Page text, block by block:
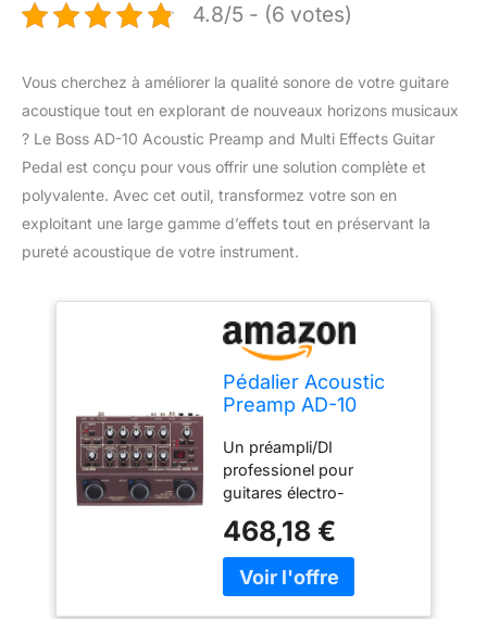
4.8/5 - (6 votes)
Vous cherchez à améliorer la qualité sonore de votre guitare
acoustique tout en explorant de nouveaux horizons musicaux
? Le Boss AD-10 Acoustic Preamp and Multi Effects Guitar
Pedal est conçu pour vous offrir une solution complète et
polyvalente. Avec cet outil, transformez votre son en
exploitant une large gamme d’effets tout en préservant la
pureté acoustique de votre instrument.
Pédalier Acoustic
Preamp AD-10
professionnel pour
guitares électro-
acoustiques sur
scène et en studio
Un préampli/DI
professionel pour
guitares électro-
en studio L’Acoustic
Resonance restaure les
résonances riches et
468,18 €